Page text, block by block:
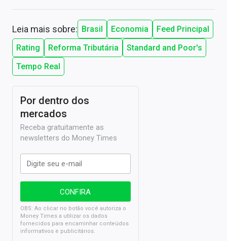
Leia mais sobre: Brasil Economia
Feed Principal
Rating
Reforma Tributária
Standard and Poor's
Tempo Real
Por dentro dos
mercados
Receba gratuitamente as
newsletters do Money Times
OBS: Ao clicar no botão você autoriza o
Money Times a utilizar os dados
fornecidos para encaminhar conteúdos
informativos e publicitários.